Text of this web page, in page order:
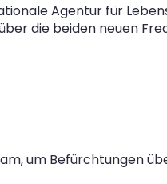
Agentur für
die beiden neuen
um Befürchtungen